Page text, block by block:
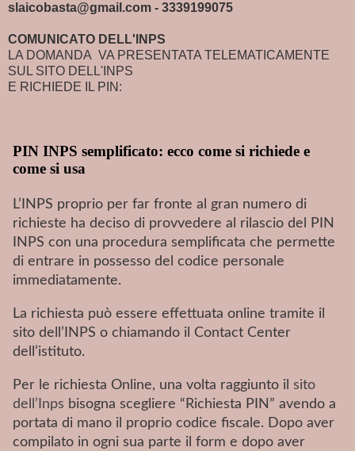
slaicobasta@gmail.com - 3339199075
COMUNICATO DELL'INPS
LA DOMANDA VA PRESENTATA TELEMATICAMENTE
SUL SITO DELL'INPS
E RICHIEDE IL PIN:
PIN INPS semplificato: ecco come si richiede e
come si usa
L’INPS proprio per far fronte al gran numero di
richieste ha deciso di provvedere al rilascio del PIN
INPS con una procedura semplificata che permette
di entrare in possesso del codice personale
immediatamente.
La richiesta può essere effettuata online tramite il
sito dell’INPS o chiamando il Contact Center
dell’istituto.
Per le richiesta Online, una volta raggiunto ilsito
dell’Inps bisogna scegliere “Richiesta PIN” avendo a
portata di mano il proprio codice fiscale. Dopo aver
compilato in ogni sua parte il form e dopo aver